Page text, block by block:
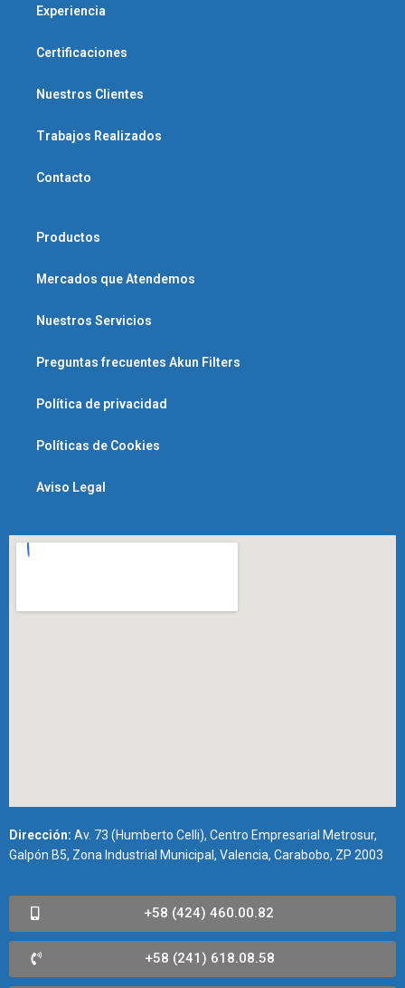
Experiencia
Certificaciones
Nuestros Clientes
Trabajos Realizados
Contacto
Productos
Mercados que Atendemos
Nuestros Servicios
Preguntas frecuentes Akun Filters
Política de privacidad
Políticas de Cookies
Aviso Legal
Dirección: Av. 73 (Humberto Celli), Centro Empresarial Metrosur,
Galpón B5, Zona Industrial Municipal, Valencia, Carabobo, ZP 2003
+58 (424) 460.00.82
+58 (241) 618.08.58